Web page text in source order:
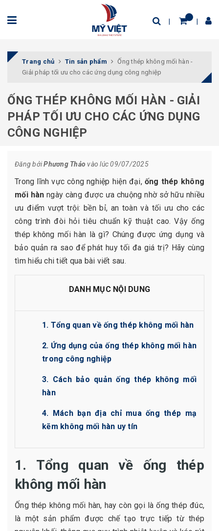
Trang chủ Tin sản phẩm
Ống thép không mối hàn -
Giải pháp tối ưu cho các ứng dụng công nghiệp
ỐNG THÉP KHÔNG MỐI HÀN - GIẢI
PHÁP TỐI ƯU CHO CÁC ỨNG DỤNG
CÔNG NGHIỆP
Đăng bởiPhương Thảovào lúc 09/07/2025
Trong lĩnh vực công nghiệp hiện đại, ống thép không
mối hàn ngày càng được ưa chuộng nhờ sở hữu nhiều
ưu điểm vượt trội: bền bỉ, an toàn và tối ưu cho các
công trình đòi hỏi tiêu chuẩn kỹ thuật cao. Vậy ống
thép không mối hàn là gì? Chúng được ứng dụng và
bảo quản ra sao để phát huy tối đa giá trị? Hãy cùng
tìm hiểu chi tiết qua bài viết sau.
DANH MỤC NỘI DUNG
1. Tổng quan về ống thép không mối hàn
2. Ứng dụng của ống thép không mối hàn
trong công nghiệp
3. Cách bảo quản ống thép không mối
hàn
4. Mách bạn địa chỉ mua ống thép mạ
kẽm không mối hàn uy tín
1. Tổng quan về ống thép
không mối hàn
Ống thép không mối hàn, hay còn gọi là ống thép đúc,
là một sản phẩm được chế tạo trực tiếp từ thép